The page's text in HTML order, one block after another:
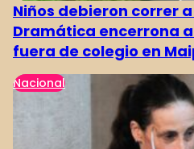
Niños debieron correr
Dramática encerrona
fuera de colegio en
Nacional